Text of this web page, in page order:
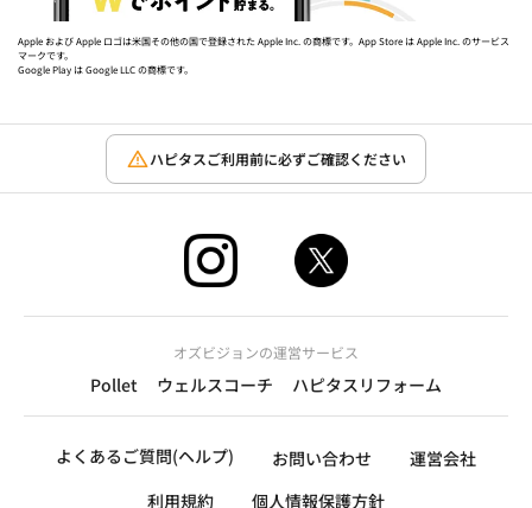
Apple および Apple ロゴは米国その他の国で登録された Apple Inc. の商標です。App Store は Apple Inc. のサービス
マークです。
Google Play は Google LLC の商標です。
ハピタスご利用前に必ずご確認ください
オズビジョンの運営サービス
Pollet ウェルスコーチ ハピタスリフォーム
よくあるご質問(ヘルプ) お問い合わせ
運営会社
利用規約
個人情報保護方針